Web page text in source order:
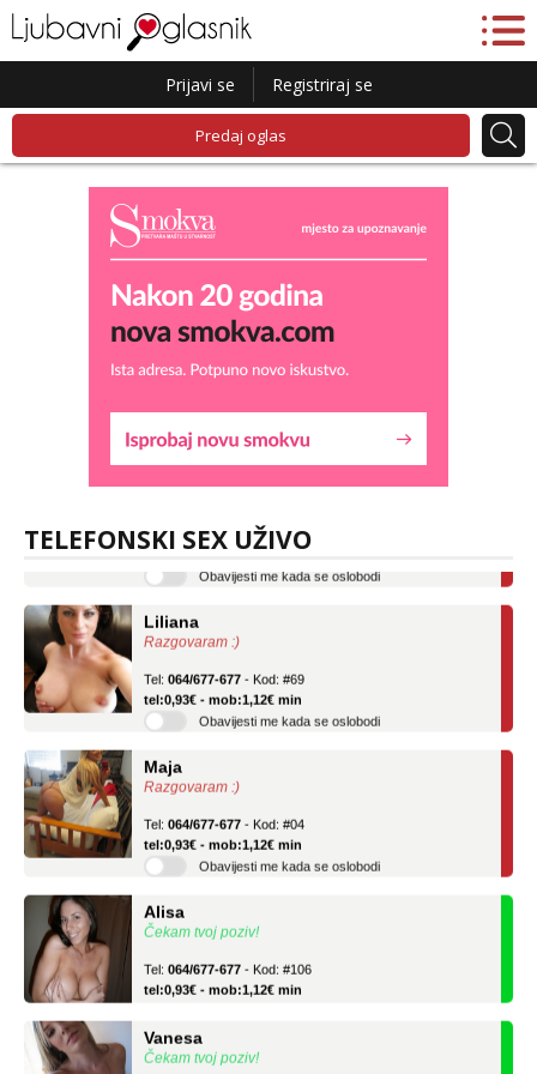
Prijavi se Registriraj se
Predaj oglas
TELEFONSKI SEX UŽIVO
Lucija
tel:0,93€ - mob:1,12€ min
Razgovaram :)
tel:0,93€ - mob:1,12€ min
Obavijesti me kada se oslobodi
Razgovaram :)
tel:0,93€ - mob:1,12€ min
Obavijesti me kada se oslobodi
Čekam tvoj poziv!
tel:0,93€ - mob:1,12€ min
Čekam tvoj poziv!